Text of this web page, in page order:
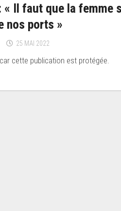
« Il faut que la
nos ports »
25 MAI 2022
car cette publication est protégée.